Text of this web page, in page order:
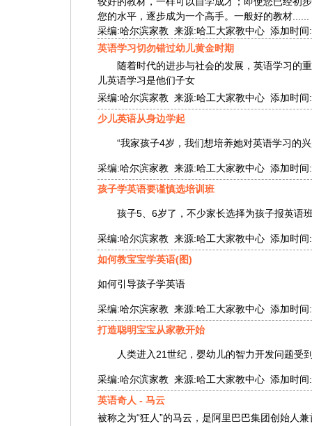
您的水平，逐步成为一个高手。一般好的教材......
采编:哈尔滨家教 来源:哈工大家教中心 添加时
英语学习切勿错过幼儿黄金时期
随着时代的进步与社会的发展，英语学习的重
儿英语学习是他们子女
采编:哈尔滨家教 来源:哈工大家教中心 添加时
少儿英语从身边学起
“我家孩子4岁，我们想培养她对英语学习的兴
采编:哈尔滨家教 来源:哈工大家教中心 添加时
孩子学英语要谨慎选培训班
孩子5、6岁了，不少家长选择为孩子报英语
采编:哈尔滨家教 来源:哈工大家教中心 添加时
如何教宝宝学英语(图)
如何引导孩子学英语
采编:哈尔滨家教 来源:哈工大家教中心 添加时
打造聪明宝宝从家教开始
人类进入21世纪，婴幼儿的智力开发问题受
采编:哈尔滨家教 来源:哈工大家教中心 添加时
英语奇人 - 马云
被称之为“狂人”的马云，是阿里巴巴集团创始人